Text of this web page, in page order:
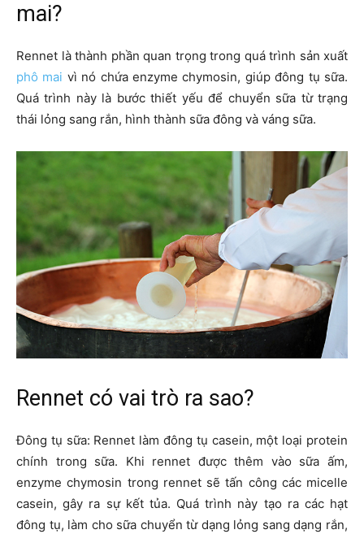
mai?
Rennet là thành phần quan trọng trong quá trình sản xuất
phô mai vì nó chứa enzyme chymosin, giúp đông tụ sữa.
Quá trình này là bước thiết yếu để chuyển sữa từ trạng
thái lỏng sang rắn, hình thành sữa đông và váng sữa.
Rennet có vai trò ra sao?
Đông tụ sữa: Rennet làm đông tụ casein, một loại protein
chính trong sữa. Khi rennet được thêm vào sữa ấm,
enzyme chymosin trong rennet sẽ tấn công các micelle
casein, gây ra sự kết tủa. Quá trình này tạo ra các hạt
đông tụ, làm cho sữa chuyển từ dạng lỏng sang dạng rắn,